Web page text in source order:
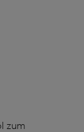
zum